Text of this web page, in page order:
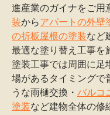
進産業のガイナをご用
装からアパートの外壁
の折板屋根の塗装など
最適な塗り替え工事を
塗装工事では周囲に足
場があるタイミングで
うな雨樋交換・ バルコ
塗装など建物全体の修